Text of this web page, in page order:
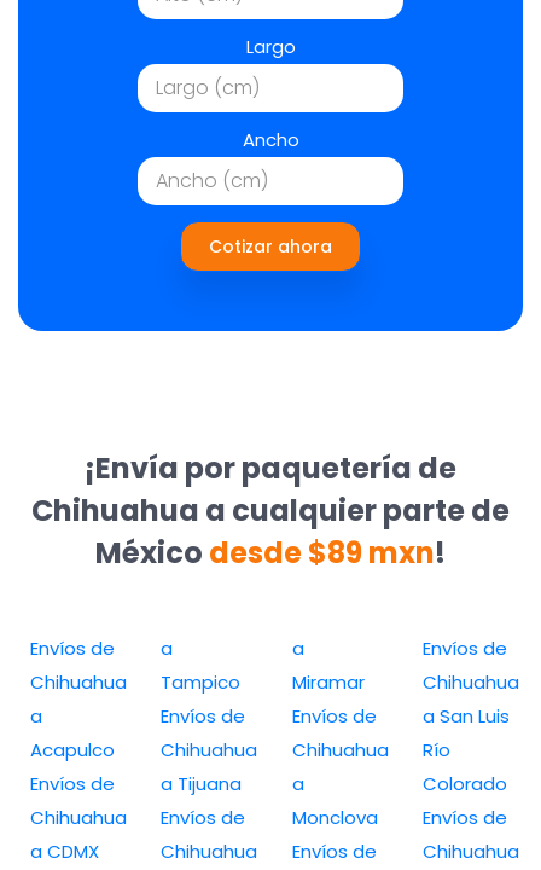
Largo
Ancho
Cotizar ahora
¡Envía por paquetería de
Chihuahua a cualquier parte de
México desde $89 mxn!
Envíos de
Chihuahua
a
Acapulco
Envíos de
Chihuahua
a CDMX
a
Tampico
Envíos de
Chihuahua
a Tijuana
Envíos de
Chihuahua
a
Miramar
Envíos de
Chihuahua
a
Monclova
Envíos de
Envíos de
Chihuahua
a San Luis
Río
Colorado
Envíos de
Chihuahua